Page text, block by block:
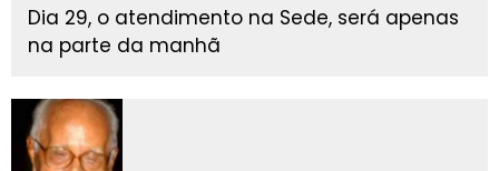
Dia 29, o atendimento na Sede, será apenas
na parte da manhã